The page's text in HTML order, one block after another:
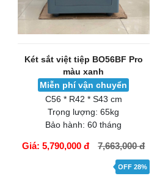
Két sắt việt tiệp BO56BF Pro
màu xanh
Miễn phí vận chuyển
C56 * R42 * S43 cm
Trọng lượng: 65kg
Bảo hành: 60 tháng
Giá: 5,790,000 đ 7,663,000 đ
GIỎ HÀNG
OFF 28%